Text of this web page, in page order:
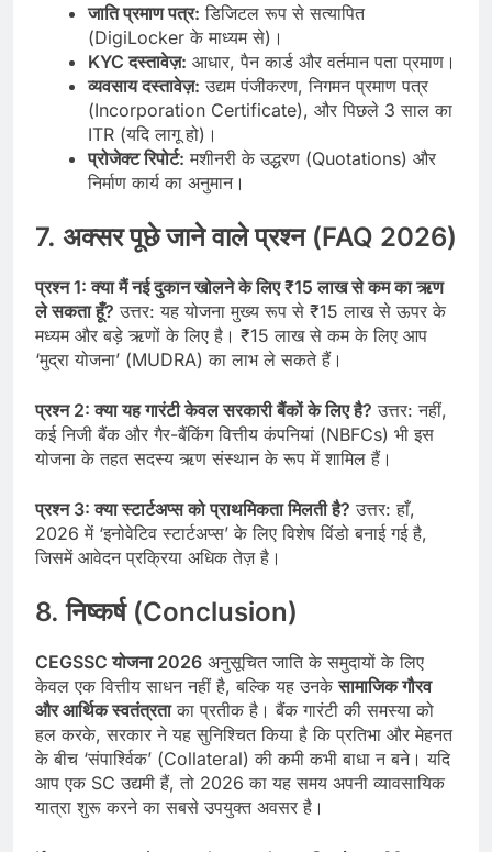
जाति प्रमाण पत्र: डिजिटल रूप से सत्यापित
(DigiLocker के माध्यम से)।
KYC दस्तावेज़: आधार, पैन कार्ड और वर्तमान पता प्रमाण।
व्यवसाय दस्तावेज़: उद्यम पंजीकरण, निगमन प्रमाण पत्र
(Incorporation Certificate), और पिछले 3 साल का
ITR (यदि लागू हो)।
प्रोजेक्ट रिपोर्ट: मशीनरी के उद्धरण (Quotations) और
निर्माण कार्य का अनुमान।
7. अक्सर पूछे जाने वाले प्रश्न (FAQ 2026)
प्रश्न 1: क्या मैं नई दुकान खोलने के लिए ₹15 लाख से कम का ऋण
ले सकता हूँ? उत्तर: यह योजना मुख्य रूप से ₹15 लाख से ऊपर के
मध्यम और बड़े ऋणों के लिए है। ₹15 लाख से कम के लिए आप
‘मुद्रा योजना’ (MUDRA) का लाभ ले सकते हैं।
प्रश्न 2: क्या यह गारंटी केवल सरकारी बैंकों के लिए है? उत्तर: नहीं,
कई निजी बैंक और गैर-बैंकिंग वित्तीय कंपनियां (NBFCs) भी इस
योजना के तहत सदस्य ऋण संस्थान के रूप में शामिल हैं।
प्रश्न 3: क्या स्टार्टअप्स को प्राथमिकता मिलती है? उत्तर: हाँ,
2026 में ‘इनोवेटिव स्टार्टअप्स’ के लिए विशेष विंडो बनाई गई है,
जिसमें आवेदन प्रक्रिया अधिक तेज़ है।
8. निष्कर्ष (Conclusion)
CEGSSC योजना 2026 अनुसूचित जाति के समुदायों के लिए
केवल एक वित्तीय साधन नहीं है, बल्कि यह उनकेसामाजिक गौरव
और आर्थिक स्वतंत्रताका प्रतीक है। बैंक गारंटी की समस्या को
हल करके, सरकार ने यह सुनिश्चित किया है कि प्रतिभा और मेहनत
के बीच ‘संपार्श्विक’ (Collateral) की कमी कभी बाधा न बने। यदि
आप एक SC उद्यमी हैं, तो 2026 का यह समय अपनी व्यावसायिक
यात्रा शुरू करने का सबसे उपयुक्त अवसर है।